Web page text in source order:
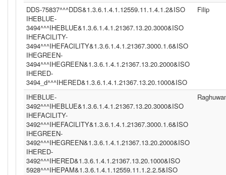
DDS-75837^^^DDS&1.3.6.1.4.1.12559.11.1.4.1.2&ISO
IHEBLUE-
3494^^^IHEBLUE&1.3.6.1.4.1.21367.13.20.3000&ISO
IHEFACILITY-
3494^^^IHEFACILITY&1.3.6.1.4.1.21367.3000.1.6&ISO
IHEGREEN-
3494^^^IHEGREEN&1.3.6.1.4.1.21367.13.20.2000&ISO
IHERED-
3494_d^^^IHERED&1.3.6.1.4.1.21367.13.20.1000&ISO
Filip
IHEBLUE-
3492^^^IHEBLUE&1.3.6.1.4.1.21367.13.20.3000&ISO
IHEFACILITY-
3492^^^IHEFACILITY&1.3.6.1.4.1.21367.3000.1.6&ISO
IHEGREEN-
3492^^^IHEGREEN&1.3.6.1.4.1.21367.13.20.2000&ISO
IHERED-
3492^^^IHERED&1.3.6.1.4.1.21367.13.20.1000&ISO
5928^^^IHEPAM&1.3.6.1.4.1.12559.11.1.2.2.5&ISO